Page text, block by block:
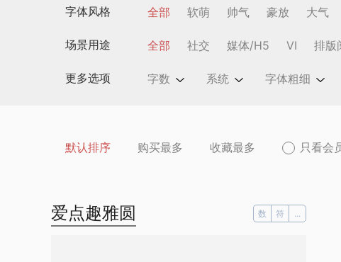
字体风格 全部 软萌 帅气 豪放 大气
场景用途 全部 社交 媒体/H5 VI 排版
更多选项 字数 系统 字体粗细
默认排序 购买最多 收藏最多 只看会
爱点趣雅圆 数 符 ...